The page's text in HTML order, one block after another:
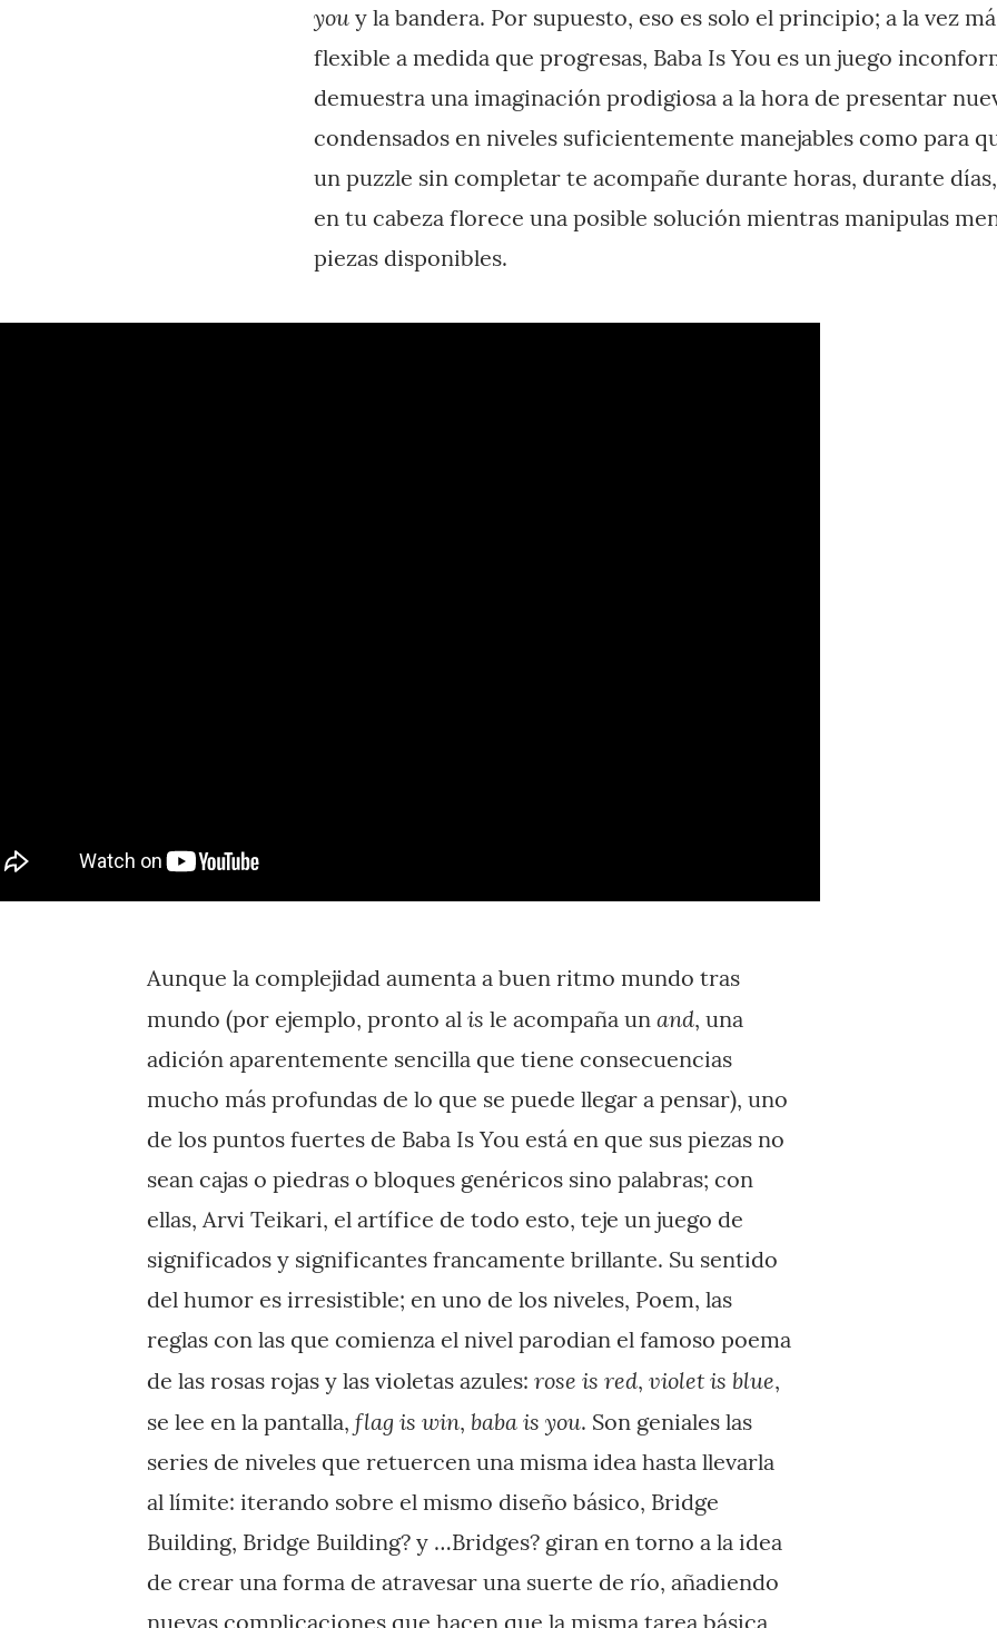
you y la bandera. Por supuesto, eso es solo el principio; a la vez
flexible a medida que progresas, Baba Is You es un juego
demuestra una imaginación prodigiosa a la hora de presentar
condensados en niveles suficientemente manejables como para
un puzzle sin completar te acompañe durante horas, durante
en tu cabeza florece una posible solución mientras manipulas
piezas disponibles.
Aunque la complejidad aumenta a buen ritmo mundo tras
mundo (por ejemplo, pronto al is le acompaña un and, una
adición aparentemente sencilla que tiene consecuencias
mucho más profundas de lo que se puede llegar a pensar), uno
de los puntos fuertes de Baba Is You está en que sus piezas no
sean cajas o piedras o bloques genéricos sino palabras; con
ellas, Arvi Teikari, el artífice de todo esto, teje un juego de
significados y significantes francamente brillante. Su sentido
del humor es irresistible; en uno de los niveles, Poem, las
reglas con las que comienza el nivel parodian el famoso poema
de las rosas rojas y las violetas azules: rose is red, violet is blue,
se lee en la pantalla, flag is win, baba is you. Son geniales las
series de niveles que retuercen una misma idea hasta llevarla
al límite: iterando sobre el mismo diseño básico, Bridge
Building, Bridge Building? y …Bridges? giran en torno a la idea
de crear una forma de atravesar una suerte de río, añadiendo
nuevas complicaciones que hacen que la misma tarea básica